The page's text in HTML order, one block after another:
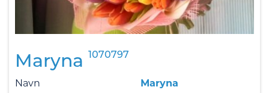
Maryna 1070797
Navn
Maryna